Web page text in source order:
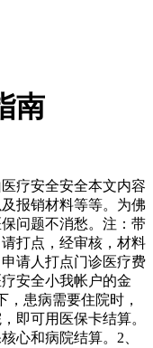
南
疗安全安全本文内容
报销材料等等。为佛
问题不消愁。注：带
打点，经审核，材料
请人打点门诊医疗费
安全小我帐户的金
患病需要住院时，
即可用医保卡结算。
心和病院结算。2、